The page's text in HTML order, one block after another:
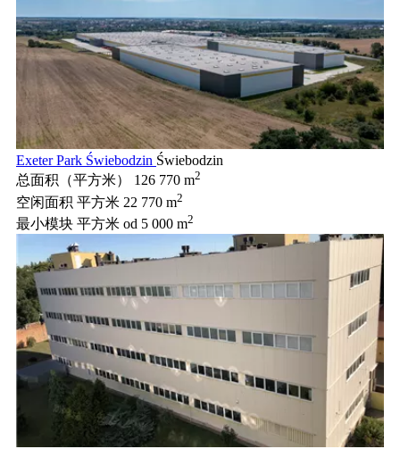
Exeter Park Świebodzin Świebodzin
总面积（平方米）
126 770 m2
空闲面积 平方米 22 770 m2
最小模块 平方米 od 5 000 m2